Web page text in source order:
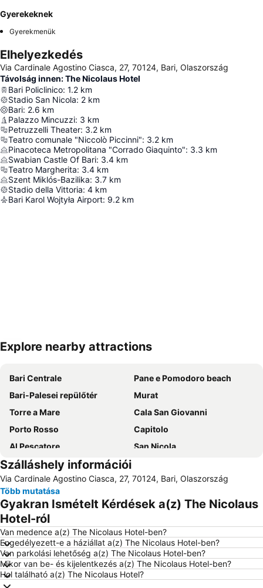
Gyerekeknek
Gyerekmenük
Elhelyezkedés
Via Cardinale Agostino Ciasca, 27, 70124, Bari, Olaszország
Távolság innen: The Nicolaus Hotel
Bari Policlinico: 1.2 km
Stadio San Nicola: 2 km
Bari: 2.6 km
Palazzo Mincuzzi: 3 km
Petruzzelli Theater: 3.2 km
Teatro comunale "Niccolò Piccinni": 3.2 km
Pinacoteca Metropolitana "Corrado Giaquinto": 3.3 km
Swabian Castle Of Bari: 3.4 km
Teatro Margherita: 3.4 km
Szent Miklós-Bazilika: 3.7 km
Stadio della Vittoria: 4 km
Bari Karol Wojtyła Airport: 9.2 km
Nagy méretű térkép
Explore nearby attractions
Bari Centrale
Pane e Pomodoro beach
Bari-Palesei repülőtér
Murat
Torre a Mare
Cala San Giovanni
Porto Rosso
Capitolo
Al Pescatore
San Nicola
Lungomare Imperatore Augusto
Bender Qassim Nemzetközi Repülőtér
Corso Vittorio Emanuele
Teatro Margherita
Porto di Bari
Centro Storico
Via Sparano da Bari
Castello Normanno-Svevo
Orto Botanico
Primitivo
Cattedrale di San Sabino
Saint Nicholas Folk Festival
Piazza Cristoforo Colombo
San Paolo
Szálláshely információi
Via Cardinale Agostino Ciasca, 27, 70124, Bari, Olaszország
Több mutatása
Gyakran Ismételt Kérdések a(z) The Nicolaus
Hotel-ról
Van medence a(z) The Nicolaus Hotel-ben?
Engedélyezett-e a háziállat a(z) The Nicolaus Hotel-ben?
Van parkolási lehetőség a(z) The Nicolaus Hotel-ben?
Mikor van be- és kijelentkezés a(z) The Nicolaus Hotel-ben?
Hol található a(z) The Nicolaus Hotel?